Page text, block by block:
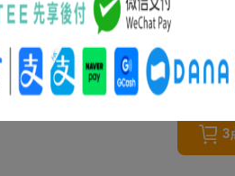
ブルーロック（29）
金城 宗幸
2024年05月16日発売
3